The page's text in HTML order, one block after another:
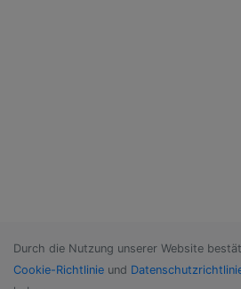
Durch die Nutzung unserer Website
Cookie-Richtlinie und